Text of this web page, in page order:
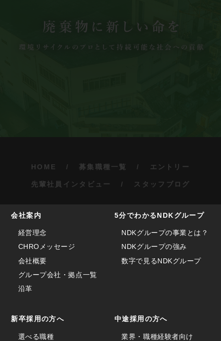
HOME 募集職種一覧 エントリー
先輩社員インタビュー スタッフブログ
会社案内
経営理念
CHROメッセージ
会社概要
グループ会社・拠点一覧
沿革
5分でわかるNDKグループ
NDKグループの事業とは？
NDKグループの強み
数字で見るNDKグループ
新卒採用の方へ
選べる職種
中途採用の方へ
業界・職種経験者向け